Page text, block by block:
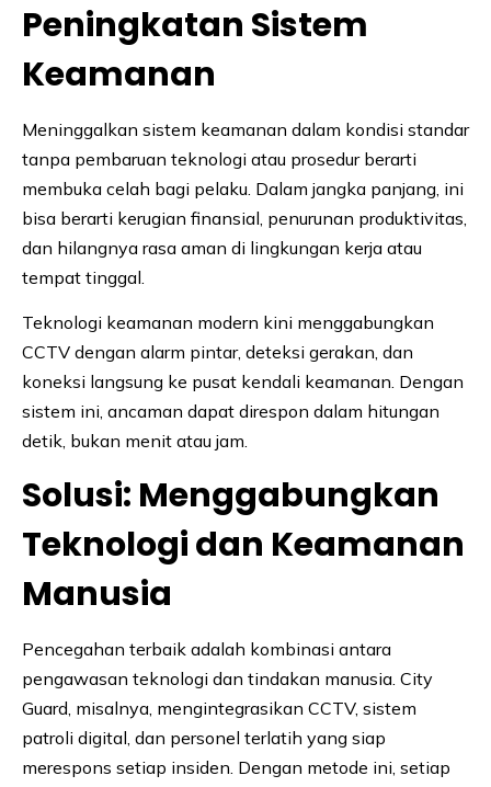
Peningkatan Sistem
Keamanan
Meninggalkan sistem keamanan dalam kondisi standar
tanpa pembaruan teknologi atau prosedur berarti
membuka celah bagi pelaku. Dalam jangka panjang, ini
bisa berarti kerugian finansial, penurunan produktivitas,
dan hilangnya rasa aman di lingkungan kerja atau
tempat tinggal.
Teknologi keamanan modern kini menggabungkan
CCTV dengan alarm pintar, deteksi gerakan, dan
koneksi langsung ke pusat kendali keamanan. Dengan
sistem ini, ancaman dapat direspon dalam hitungan
detik, bukan menit atau jam.
Solusi: Menggabungkan
Teknologi dan Keamanan
Manusia
Pencegahan terbaik adalah kombinasi antara
pengawasan teknologi dan tindakan manusia. City
Guard, misalnya, mengintegrasikan CCTV, sistem
patroli digital, dan personel terlatih yang siap
merespons setiap insiden. Dengan metode ini, setiap